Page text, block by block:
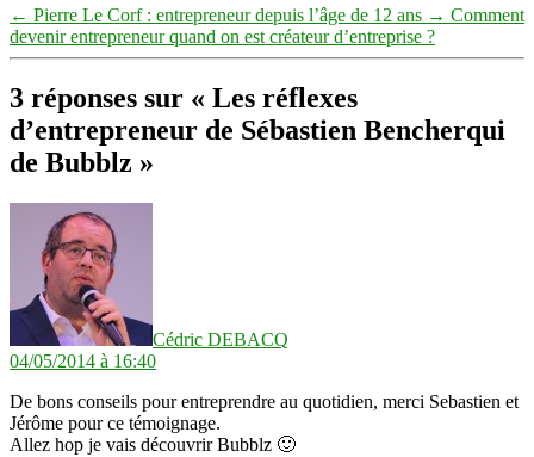
← Pierre Le Corf : entrepreneur depuis l’âge de 12 ans → Comment
devenir entrepreneur quand on est créateur d’entreprise ?
3 réponses sur « Les réflexes
d’entrepreneur de Sébastien Bencherqui
de Bubblz »
Cédric DEBACQ
04/05/2014 à 16:40
De bons conseils pour entreprendre au quotidien, merci Sebastien et
Jérôme pour ce témoignage.
Allez hop je vais découvrir Bubblz 🙂